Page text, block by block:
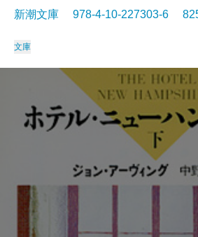
新潮文庫 978-4-10-227303-6
文庫